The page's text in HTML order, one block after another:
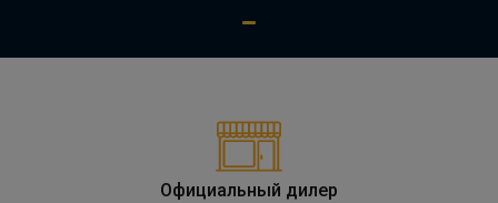
Официальный дилер